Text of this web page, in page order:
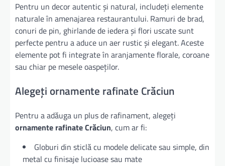
Pentru un decor autentic și natural, includeți elemente
naturale în amenajarea restaurantului. Ramuri de brad,
conuri de pin, ghirlande de iedera și flori uscate sunt
perfecte pentru a aduce un aer rustic și elegant. Aceste
elemente pot fi integrate în aranjamente florale, coroane
sau chiar pe mesele oaspeților.
Alegeți ornamente rafinate Crăciun
Pentru a adăuga un plus de rafinament, alegeți
ornamente rafinate Crăciun, cum ar fi:
Globuri din sticlă cu modele delicate sau simple, din
metal cu finisaje lucioase sau mate